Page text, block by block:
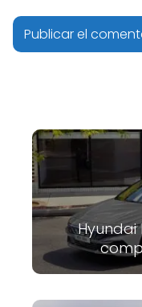
Hyundai